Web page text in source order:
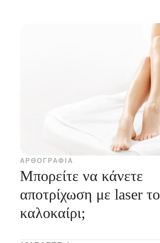
ΑΡΘΟΓΡΑΦΊΑ
Μπορείτε να κάνετε
αποτρίχωση με laser το
καλοκαίρι;